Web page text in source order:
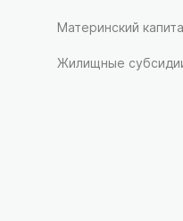
Материнский
Жилищные